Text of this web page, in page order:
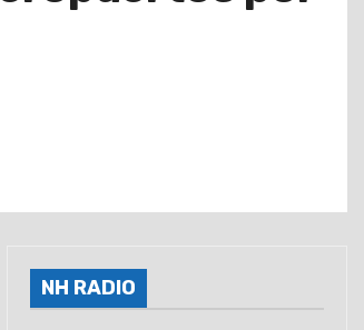
NH RADIO